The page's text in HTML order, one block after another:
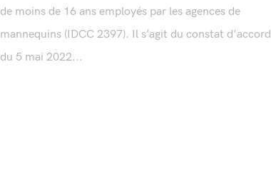
de moins de 16 ans employés par les agences de
mannequins (IDCC 2397). Il s’agit du constat d'accord
du 5 mai 2022...